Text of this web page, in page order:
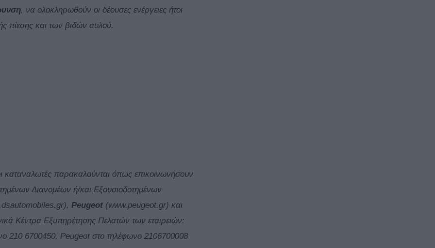
, να ολοκληρωθούν οι δέουσες ενέργειες ήτοι
πίεσης και των βιδών αυλού.
καταναλωτές παρακαλούνται όπως επικοινωνήσουν
Διανομέων ή/και Εξουσιοδοτημένων
Peugeot (www.peugeot.gr) και
Κέντρα Εξυπηρέτησης Πελατών των εταιρειών:
210 6700450, Peugeot στο τηλέφωνο 2106700008